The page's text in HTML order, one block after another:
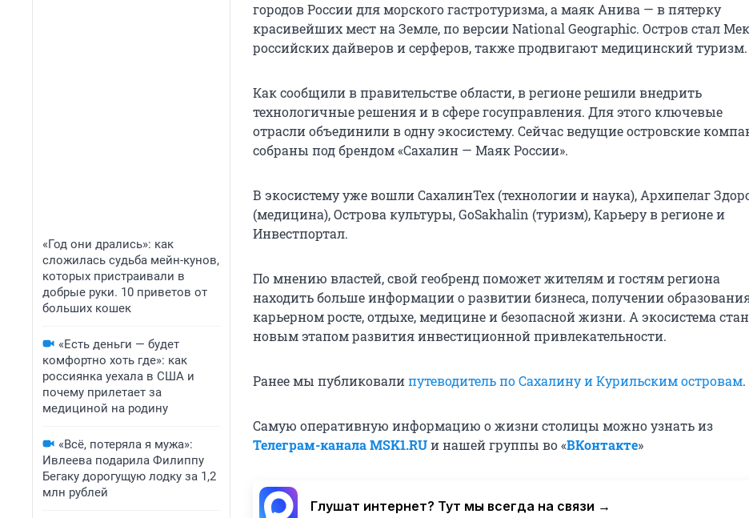
«Год они дрались»: как
сложилась судьба мейн-кунов,
которых пристраивали в
добрые руки. 10 приветов от
больших кошек
«Есть деньги — будет
комфортно хоть где»: как
россиянка уехала в США и
почему прилетает за
медициной на родину
«Всё, потеряла я мужа»:
Ивлеева подарила Филиппу
Бегаку дорогущую лодку за 1,2
млн рублей
городов России для морского гастротуризма, а маяк Анива — в пятерку
красивейших мест на Земле, по версии National Geographic. Остров стал
российских дайверов и серферов, также продвигают медицинский туризм.
Как сообщили в правительстве области, в регионе решили внедрить
технологичные решения и в сфере госуправления. Для этого ключевые
отрасли объединили в одну экосистему. Сейчас ведущие островские
собраны под брендом «Сахалин — Маяк России».
В экосистему уже вошли СахалинТех (технологии и наука), Архипелаг
(медицина), Острова культуры, GoSakhalin (туризм), Карьеру в регионе и
Инвестпортал.
По мнению властей, свой геобренд поможет жителям и гостям региона
находить больше информации о развитии бизнеса, получении
карьерном росте, отдыхе, медицине и безопасной жизни. А экосистема
новым этапом развития инвестиционной привлекательности.
Ранее мы публиковалипутеводитель по Сахалину и Курильским островам.
Самую оперативную информацию о жизни столицы можно узнать из
Телеграм-канала MSK1.RUи нашей группы во «ВКонтакте»
Глушат интернет? Тут мы всегда на связи →